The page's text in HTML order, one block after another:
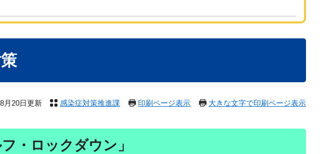
月20日更新 感染症対策推進課 印刷ページ表示 大きな文字で印刷ページ表示
・ロックダウン」